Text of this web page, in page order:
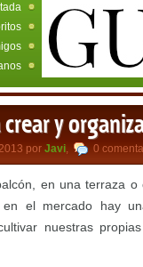
y
por Javi, 0
en una terraza
el mercado hay
nuestras